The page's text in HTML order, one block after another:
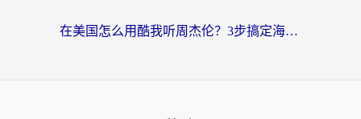
在美国怎么用酷我听周杰伦？3步搞定海外听歌难题